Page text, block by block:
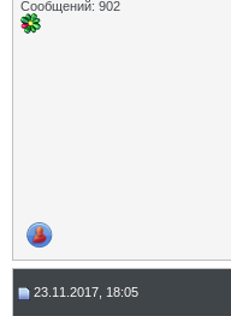
Сообщений: 902
23.11.2017, 18:05